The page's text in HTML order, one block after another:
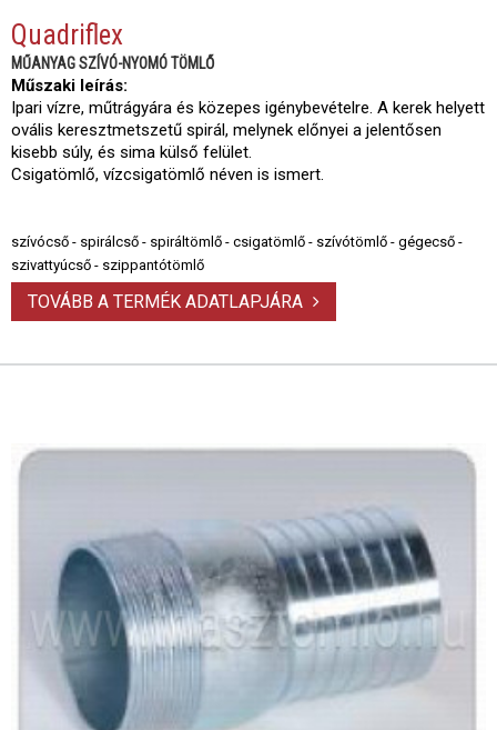
Quadriflex
MŰANYAG SZÍVÓ-NYOMÓ TÖMLŐ
Műszaki leírás:
Ipari vízre, műtrágyára és közepes igénybevételre. A kerek helyett
ovális keresztmetszetű spirál, melynek előnyei a jelentősen
kisebb súly, és sima külső felület.
Csigatömlő, vízcsigatömlő néven is ismert.
szívócső - spirálcső - spiráltömlő - csigatömlő - szívótömlő - gégecső -
szivattyúcső - szippantótömlő
TOVÁBB A TERMÉK ADATLAPJÁRA